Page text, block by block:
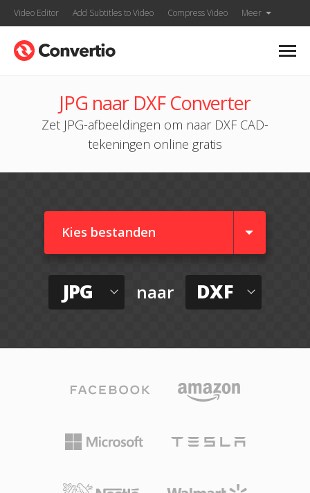
Video Editor Add Subtitles to Video Compress Video Meer
JPG naar DXF Converter
Zet JPG-afbeeldingen om naar DXF CAD-
tekeningen online gratis
Kies bestanden
JPG naar DXF